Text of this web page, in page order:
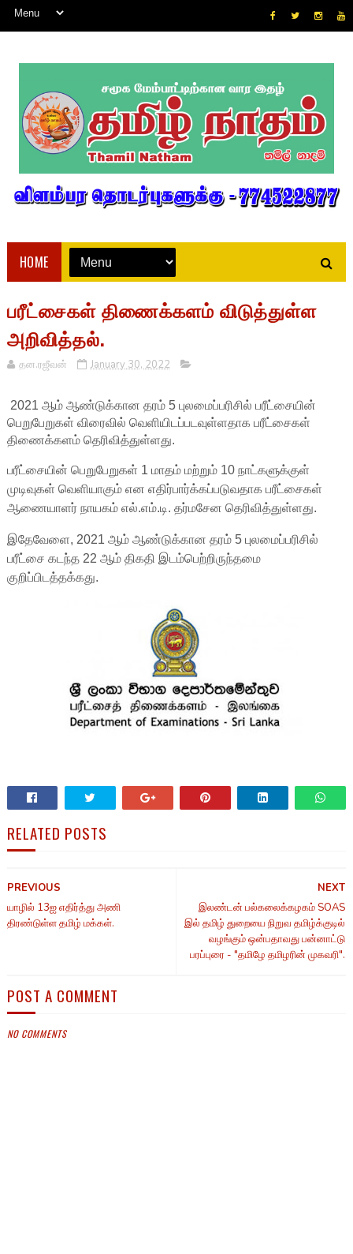
HOME
பரீட்சைகள் திணைக்களம் விடுத்துள்ள
அறிவித்தல்.
தன.ரஜீவன் January 30, 2022
2021 ஆம் ஆண்டுக்கான தரம் 5 புலமைப்பரிசில் பரீட்சையின்
பெறுபேறுகள் விரைவில் வெளியிடப்படவுள்ளதாக பரீட்சைகள்
திணைக்களம் தெரிவித்துள்ளது.
பரீட்சையின் பெறுபேறுகள் 1 மாதம் மற்றும் 10 நாட்களுக்குள்
முடிவுகள் வெளியாகும் என எதிர்பார்க்கப்படுவதாக பரீட்சைகள்
ஆணையாளர் நாயகம் எல்.எம்.டி. தர்மசேன தெரிவித்துள்ளது.
இதேவேளை, 2021 ஆம் ஆண்டுக்கான தரம் 5 புலமைப்பரிசில்
பரீட்சை கடந்த 22 ஆம் திகதி இடம்பெற்றிருந்தமை
குறிப்பிடத்தக்கது.
RELATED POSTS
NEXT
இலண்டன் பல்கலைக்கழகம் SOAS
இல் தமிழ் துறையை நிறுவ தமிழ்க்குடில்
வழங்கும் ஒன்பதாவது பன்னாட்டு
பரப்புரை - "தமிழே தமிழரின் முகவரி".
PREVIOUS
யாழில் 13ஐ எதிர்த்து அணி
திரண்டுள்ள தமிழ் மக்கள்.
POST A COMMENT
NO COMMENTS